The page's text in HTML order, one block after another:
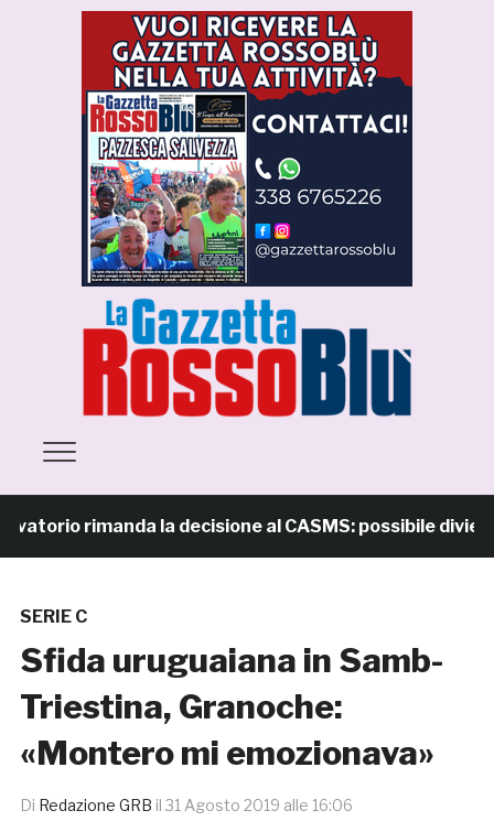
rimanda la decisione al CASMS: possibile divieto
SERIE C
Sfida uruguaiana in Samb-
Triestina, Granoche:
«Montero mi emozionava»
Di Redazione GRB il 31 Agosto 2019 alle 16:06